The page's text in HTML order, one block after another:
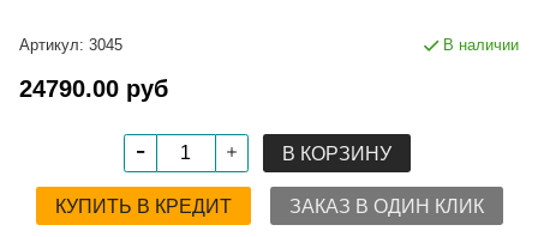
Артикул: 3045 В наличии
24790.00 руб
В КОРЗИНУ
КУПИТЬ В КРЕДИТ ЗАКАЗ В ОДИН КЛИК